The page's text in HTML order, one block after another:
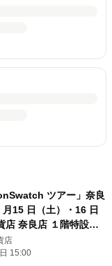
ツアー」奈良
15 日（土）・16 日
店 奈良店 １階特設会
店
15:00